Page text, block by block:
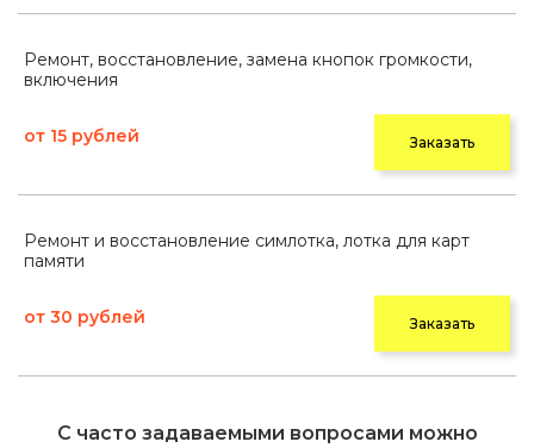
Ремонт, восстановление, замена кнопок громкости,
включения
от 15 рублей Заказать
Ремонт и восстановление симлотка, лотка для карт
памяти
от 30 рублей Заказать
С часто задаваемыми вопросами можно